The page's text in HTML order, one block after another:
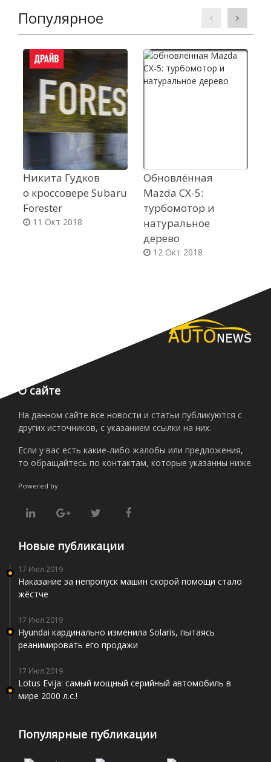
Популярное
Никита Гудков
о кроссовере Subaru
Forester
11 Окт 2018
Обновлённая
Mazda CX-5:
турбомотор и
натуральное
дерево
12 Окт 2018
О сайте
На данном сайте все новости и статьи публикуются с
других источников, с указанием ссылки на них.
Если у вас есть какие-либо жалобы или предложения,
то обращайтесь по контактам, которые указанны ниже.
Powered by
Новые публикации
17 Июл 2019
Наказание за непропуск машин скорой помощи стало
жёстче
17 Июл 2019
Hyundai кардинально изменила Solaris, пытаясь
реанимировать его продажи
17 Июл 2019
Lotus Evija: самый мощный серийный автомобиль в
мире 2000 л.с.!
Популярные публикации